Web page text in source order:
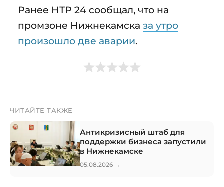
Ранее НТР 24 сообщал, что на
промзоне Нижнекамска за утро
произошло две аварии.
ЧИТАЙТЕ ТАКЖЕ
Антикризисный штаб для
поддержки бизнеса запустили
в Нижнекамске
05.08.2026 →